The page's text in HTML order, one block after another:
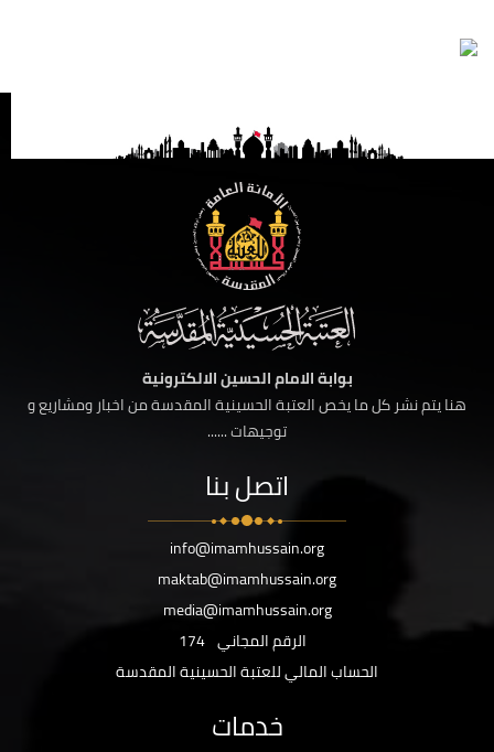
بوابة الامام الحسين الالكترونية
هنا يتم نشر كل ما يخص العتبة الحسينية المقدسة من اخبار ومشاريع و
توجيهات ......
اتصل بنا
info@imamhussain.org
maktab@imamhussain.org
media@imamhussain.org
الرقم المجاني 174
الحساب المالي للعتبة الحسينية المقدسة
خدمات